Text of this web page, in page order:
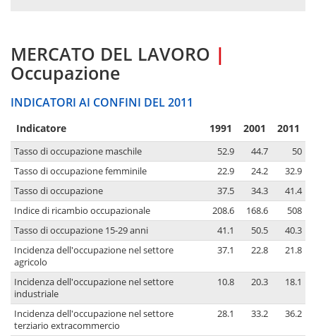
MERCATO DEL LAVORO |
Occupazione
INDICATORI AI CONFINI DEL 2011
Indicatore 1991 2001 2011
Tasso di occupazione maschile 52.9 44.7
50
Tasso di occupazione femminile
22.9 24.2
32.9
Tasso di occupazione
37.5 34.3
41.4
Indice di ricambio occupazionale
208.6 168.6
508
Tasso di occupazione 15-29 anni
41.1 50.5
40.3
Incidenza dell'occupazione nel settore
agricolo
37.1 22.8 21.8
Incidenza dell'occupazione nel settore
industriale
10.8 20.3 18.1
Incidenza dell'occupazione nel settore
terziario extracommercio
28.1 33.2 36.2